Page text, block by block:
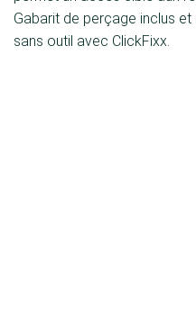
Gabarit de perçage inclus
sans outil avec ClickFixx.